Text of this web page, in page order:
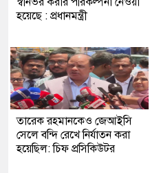
হয়েছে : প্রধানমন্ত্রী
তারেক রহমানকেও জেআইসি
সেলে বন্দি রেখে নির্যাতন করা
হয়েছিল: চিফ প্রসিকিউটর